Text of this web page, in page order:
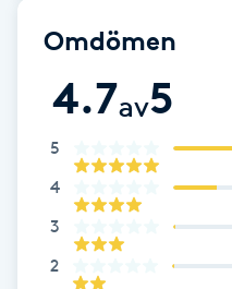
Face framing
Faceliftmassage
Fet hårbotten
Fettreducering
Omdömen
4.7av5
5
4
3
2